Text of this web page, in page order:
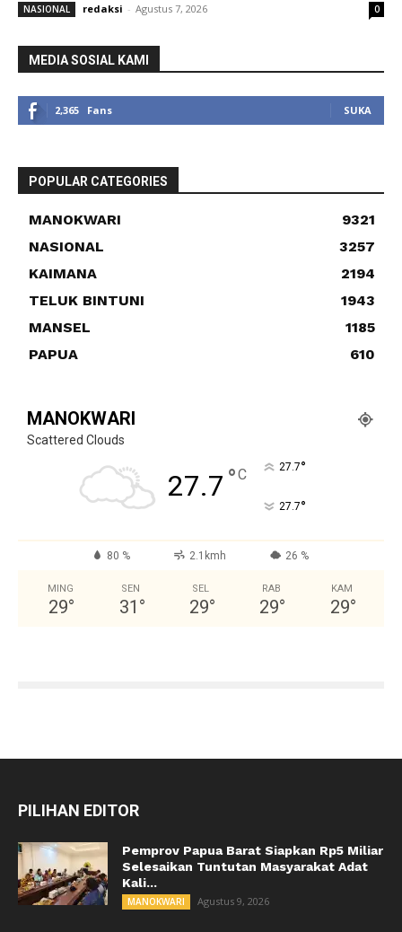
NASIONAL redaksi - Agustus 7, 2026 0
MEDIA SOSIAL KAMI
2,365 Fans SUKA
POPULAR CATEGORIES
MANOKWARI
9321
NASIONAL
3257
KAIMANA
2194
TELUK BINTUNI
1943
MANSEL
1185
PAPUA
610
MANOKWARI
Scattered Clouds
27.7 °C 27.7°
27.7°
80 % 2.1kmh 26 %
MING
29°
SEN
31 °
SEL
29°
RAB
29°
KAM
29°
PILIHAN EDITOR
Pemprov Papua Barat Siapkan Rp5 Miliar
Selesaikan Tuntutan Masyarakat Adat
Kali...
MANOKWARI Agustus 9, 2026